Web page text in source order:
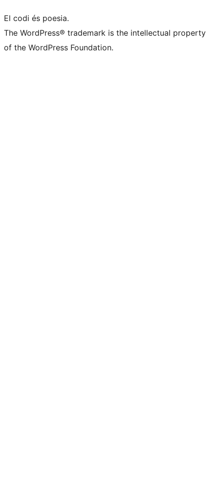
El codi és poesia.
The WordPress® trademark is the intellectual property
of the WordPress Foundation.